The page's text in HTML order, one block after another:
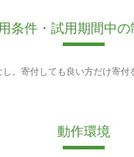
条件・試用期間中の
。寄付しても良い方だけ寄付
動作環境